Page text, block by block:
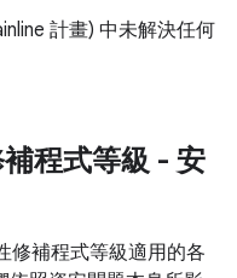
計畫) 中未解決任何
程式等級 - 安
補程式等級適用的各